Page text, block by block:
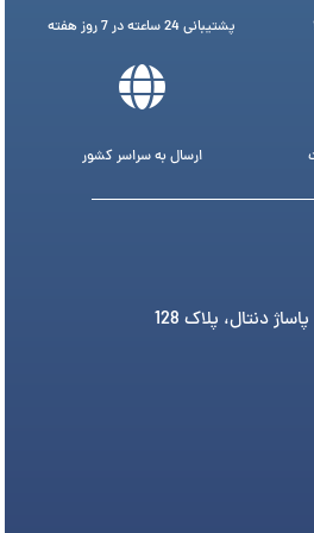
پشتیبانی 24 ساعته در 7 روز هفته
ارسال به سراسر کشور
دنتال، پلاک 128